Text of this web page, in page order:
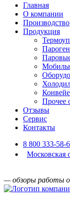
Главная
О компании
Производство
Продукция
Прочее
Отзывы
Сервис
Контакты
8 800 333-58-
Московская
— обзоры работы